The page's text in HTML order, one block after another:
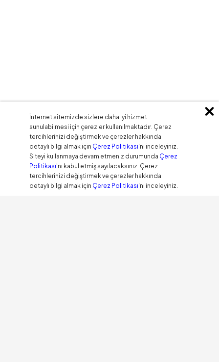
İnternet sitemizde sizlere daha iyi hizmet
sunulabilmesi için çerezler kullanılmaktadır. Çerez
tercihlerinizi değiştirmek ve çerezler hakkında
detaylı bilgi almak için Çerez Politikası'nı inceleyiniz.
Siteyi kullanmaya devam etmeniz durumunda Çerez
Politikası'nı kabul etmiş sayılacaksınız. Çerez
tercihlerinizi değiştirmek ve çerezler hakkında
detaylı bilgi almak için Çerez Politikası'nı inceleyiniz.